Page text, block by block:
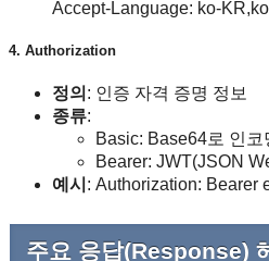
Accept-Language: ko-
4. Authorization
정의 : 인증 자격 증명 정보
종류:
Basic: Base64로 인
Bearer: JWT(JSON
예시 : Authorization: Bearer
주요 응답(Response)